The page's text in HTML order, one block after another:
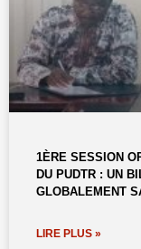
1ÈRE SESSION
DU PUDTR : UN
GLOBALEMENT
LIRE PLUS »